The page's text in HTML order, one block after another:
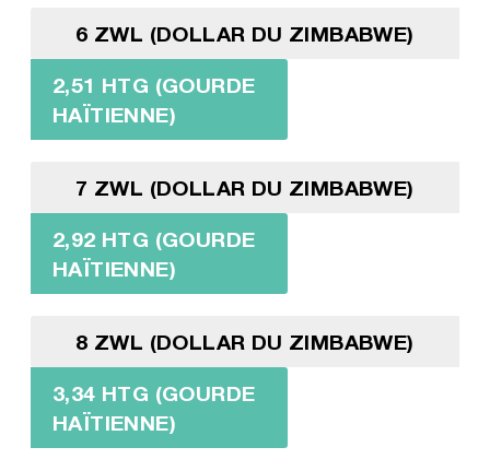
6 ZWL (DOLLAR DU ZIMBABWE)
2,51 HTG (GOURDE
HAÏTIENNE)
7 ZWL (DOLLAR DU ZIMBABWE)
2,92 HTG (GOURDE
HAÏTIENNE)
8 ZWL (DOLLAR DU ZIMBABWE)
3,34 HTG (GOURDE
HAÏTIENNE)